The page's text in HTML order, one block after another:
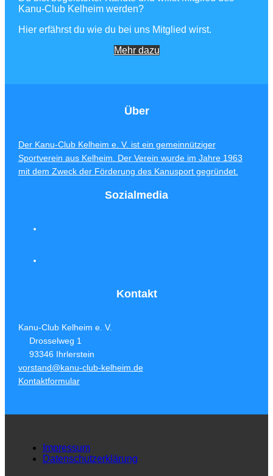
Kanu-Club Kelheim werden?
Hier erfährst du wie du bei uns Mitglied wirst.
Mehr dazu
Über
Der Kanu-Club Kelheim e. V. ist ein gemeinnütziger
Sportverein aus Kelheim. Der Verein wurde im Jahre 1963
mit dem Zweck der Förderung des Kanusport gegründet.
Sozialmedia
Kontakt
Kanu-Club Kelheim e. V.
Drosselweg 1
93346 Ihrlerstein
vorstand@kanu-club-kelheim.de
Kontaktformular
Impressum
Datenschutzerklärung